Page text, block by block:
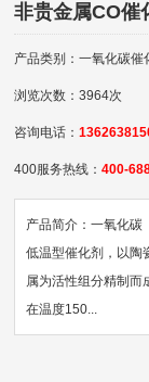
非贵金属CO催
产品类别：一氧化碳催
浏览次数：3964次
咨询电话：
400服务热线：400-
产品简介：一氧化碳
低温型催化剂，以陶
属为活性组分精制而
在温度150...